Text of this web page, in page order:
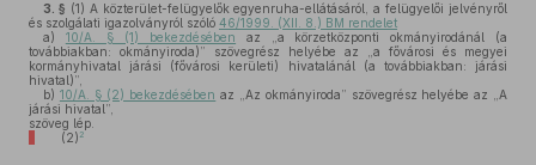
3. § (1) A közterület-felügyelők egyenruha-ellátásáról, a felügyelői jelvényről
és szolgálati igazolványról szóló 46/1999. (XII. 8.) BM rendelet
a)
10/A. § (1) bekezdésében az „a körzetközponti okmányirodánál (a
továbbiakban: okmányiroda)” szövegrész helyébe az „a fővárosi és megyei
kormányhivatal járási (fővárosi kerületi) hivatalánál (a továbbiakban: járási
hivatal)”,
b) 10/A. § (2) bekezdésében az „Az okmányiroda” szövegrész helyébe az „A
járási hivatal”,
szöveg lép.
(2) 2